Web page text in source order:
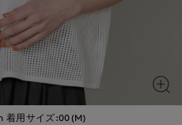
着用サイズ:00(M)